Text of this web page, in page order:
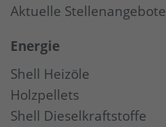
Aktuelle Stellenangebote
Energie
Shell Heizöle
Holzpellets
Shell Dieselkraftstoffe